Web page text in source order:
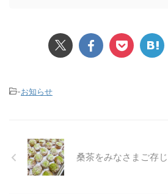
-お知らせ
桑茶をみなさまご存